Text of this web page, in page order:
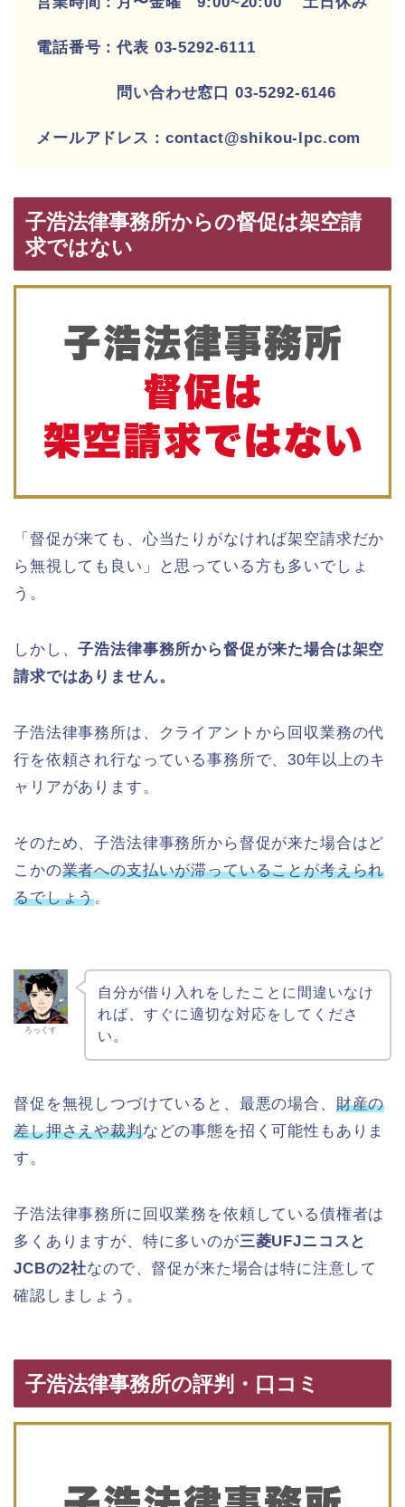
電話番号：代表 03-5292-6111
問い合わせ窓口 03-5292-6146
メールアドレス：contact@shikou-lpc.com
子浩法律事務所からの督促は架空請
求ではない
「督促が来ても、心当たりがなければ架空請求だか
ら無視しても良い」と思っている方も多いでしょ
う。
しかし、子浩法律事務所から督促が来た場合は架空
請求ではありません。
子浩法律事務所は、クライアントから回収業務の代
行を依頼され行なっている事務所で、30年以上のキ
ャリアがあります。
そのため、子浩法律事務所から督促が来た場合はど
こかの業者への支払いが滞っていることが考えられ
るでしょう。
ろっくす
自分が借り入れをしたことに間違いなけ
れば、すぐに適切な対応をしてくださ
い。
督促を無視しつづけていると、最悪の場合、 財産の
差し押さえや裁判などの事態を招く可能性もありま
す。
子浩法律事務所に回収業務を依頼している債権者は
多くありますが、特に多いのが三菱UFJニコスと
JCBの2社なので、督促が来た場合は特に注意して
確認しましょう。
子浩法律事務所の評判・口コミ